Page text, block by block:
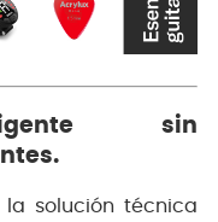
sin
la solución técnica